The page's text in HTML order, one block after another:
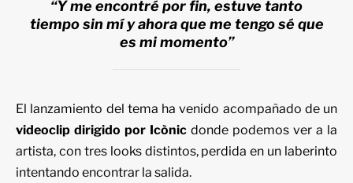
“Y me encontré por fin, estuve tanto
tiempo sin mí y ahora que me tengo sé que
es mi momento”
El lanzamiento del tema ha venido acompañado de un
videoclip dirigido por Icònic donde podemos ver a la
artista, con tres looks distintos, perdida en un laberinto
intentando encontrar la salida.